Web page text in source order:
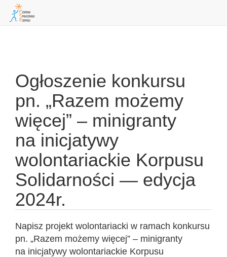
Ogłoszenie konkursu
pn. „Razem możemy
więcej” – minigranty
na inicjatywy
wolontariackie Korpusu
Solidarności — edycja
2024r.
Napisz projekt wolontariacki w ramach konkursu
pn. „Razem możemy więcej” – minigranty
na inicjatywy wolontariackie Korpusu